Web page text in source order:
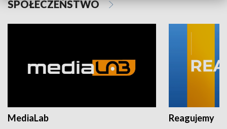
SPOŁECZEŃSTWO
MediaLab Reagujemy